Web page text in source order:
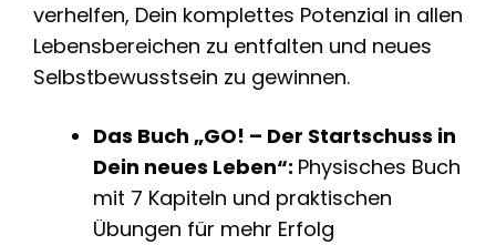
verhelfen, Dein komplettes Potenzial in allen
Lebensbereichen zu entfalten und neues
Selbstbewusstsein zu gewinnen.
Das Buch „GO! – Der Startschuss in
Dein neues Leben“: Physisches Buch
mit 7 Kapiteln und praktischen
Übungen für mehr Erfolg